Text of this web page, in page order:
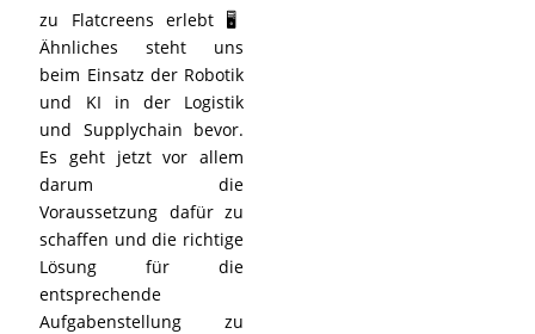
zu Flatcreens erlebt 🖥️
Ähnliches steht uns
beim Einsatz der Robotik
und KI in der Logistik
und Supplychain bevor.
Es geht jetzt vor allem
darum die
Voraussetzung dafür zu
schaffen und die richtige
Lösung für die
entsprechende
Aufgabenstellung zu